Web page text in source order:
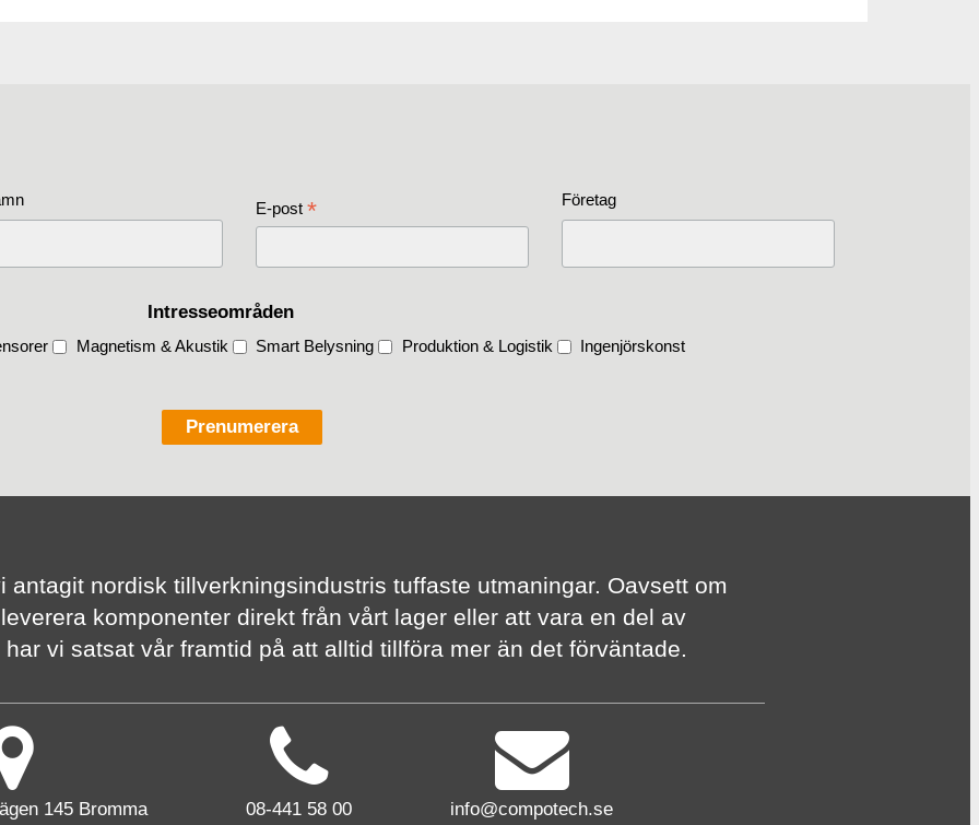
E-post * Företag
Intresseområden
Magnetism & Akustik Smart Belysning Produktion & Logistik Ingenjörskonst
antagit nordisk tillverknings­industris tuffaste utmaningar. Oavsett om
komponenter direkt från vårt lager eller att vara en del av
vi satsat vår framtid på att alltid tillföra mer än det förväntade.
145 Bromma 08-441 58 00 info@compotech.se